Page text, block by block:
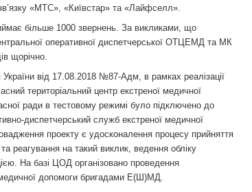
«МТС», «Київстар» та «Лайфселл».
більше 1000 звернень. За викликами, що
оперативної диспетчерської ОТЦЕМД та МК
щорічно.
України від 17.08.2018 №87-Адм, в рамках реалізації
територіальний центр екстреної медичної
ради в тестовому режимі було підключено до
диспетчерський служб екстреної медичної
проекту є удосконалення процесу прийняття
реагування на такий виклик, ведення обліку
На базі ЦОД організовано проведення
медичної допомоги бригадами Е(Ш)МД.